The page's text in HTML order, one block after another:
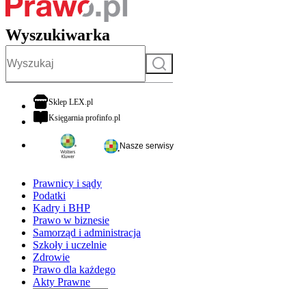
Wyszukiwarka
Szukaj
Sklep LEX.plotwiera się w nowej karcie
Księgarnia profinfo.plotwiera się w nowej karcie
Nasze serwisy
Prawnicy i sądy
Podatki
Kadry i BHP
Prawo w biznesie
Samorząd i administracja
Szkoły i uczelnie
Zdrowie
Prawo dla każdego
Akty Prawne